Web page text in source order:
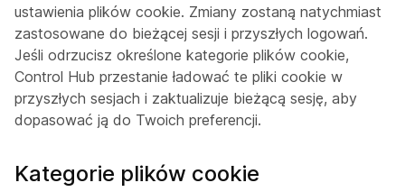
ustawienia plików cookie. Zmiany zostaną natychmiast
zastosowane do bieżącej sesji i przyszłych logowań.
Jeśli odrzucisz określone kategorie plików cookie,
Control Hub przestanie ładować te pliki cookie w
przyszłych sesjach i zaktualizuje bieżącą sesję, aby
dopasować ją do Twoich preferencji.
Kategorie plików cookie